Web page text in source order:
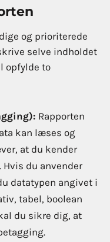
og prioriterede
selve indholdet
opfylde to
Rapporten
kan læses og
at du kender
du anvender
datatypen angivet i
tabel, boolean
du sikre dig, at